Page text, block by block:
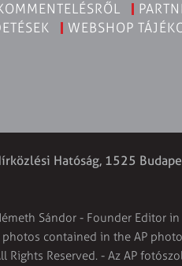
WEBSHOP
Hatóság, 1525
Sándor - Founder Editor
photos contained in the AP
Rights Reserved. - Az AP